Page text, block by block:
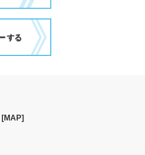
[MAP]